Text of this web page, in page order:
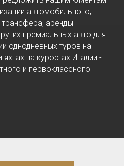
автомобильного,
трансфера, аренды
премиальных авто для
однодневных туров на
на курортах Италии -
и первоклассного